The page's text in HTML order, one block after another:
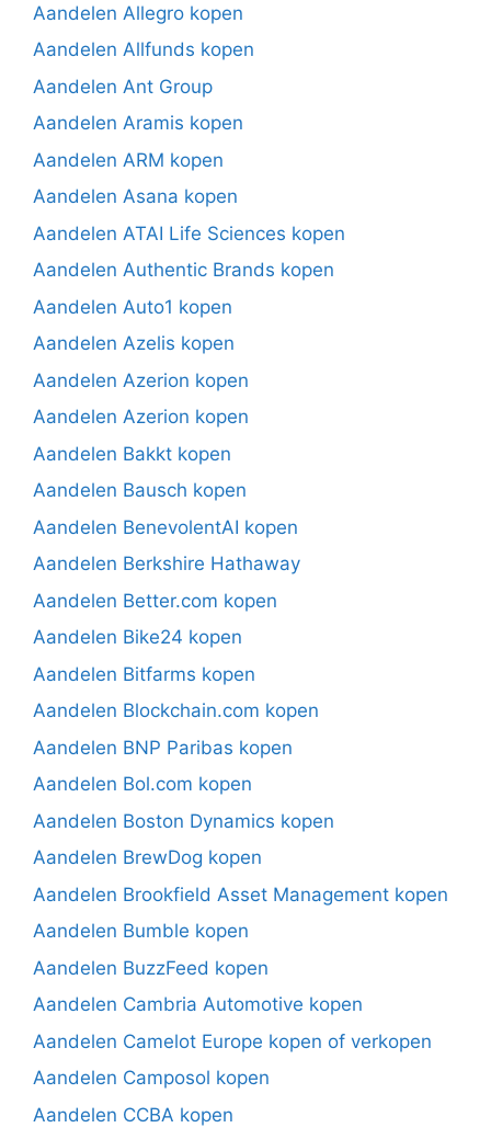
Aandelen Allegro kopen
Aandelen Allfunds kopen
Aandelen Ant Group
Aandelen Aramis kopen
Aandelen ARM kopen
Aandelen Asana kopen
Aandelen ATAI Life Sciences kopen
Aandelen Authentic Brands kopen
Aandelen Auto1 kopen
Aandelen Azelis kopen
Aandelen Azerion kopen
Aandelen Azerion kopen
Aandelen Bakkt kopen
Aandelen Bausch kopen
Aandelen BenevolentAI kopen
Aandelen Berkshire Hathaway
Aandelen Better.com kopen
Aandelen Bike24 kopen
Aandelen Bitfarms kopen
Aandelen Blockchain.com kopen
Aandelen BNP Paribas kopen
Aandelen Bol.com kopen
Aandelen Boston Dynamics kopen
Aandelen BrewDog kopen
Aandelen Brookfield Asset Management kopen
Aandelen Bumble kopen
Aandelen BuzzFeed kopen
Aandelen Cambria Automotive kopen
Aandelen Camelot Europe kopen of verkopen
Aandelen Camposol kopen
Aandelen CCBA kopen